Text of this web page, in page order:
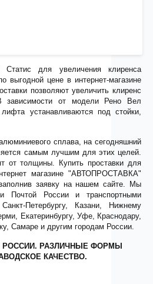
для увеличения клиренса
выгодной цене в интернет-магазине
позволяют увеличить клиренс
от модели Рено Вел
устанавливаются под стойки,
сплава, на сегодняшний
самым лучшим для этих целей.
от толщины. Купить проставки для
магазине "АВТОПРОСТАВКА"
заявку на нашем сайте. Мы
Почтой России и транспортными
Петербургу, Казани, Нижнему
Екатеринбургу, Уфе, Краснодару,
Самаре и другим городам России.
РОССИИ. РАЗЛИЧНЫЕ ФОРМЫ
КАЧЕСТВО.